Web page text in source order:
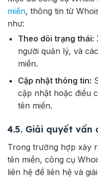
miền, thông tin từ
như:
Theo dõi trạng thái:
người quản lý, và
miền.
Cập nhật thông tin:
cập nhật hoặc điều
tên miền.
4.5. Giải quyết vấn
Trong trường hợp xảy
tên miền, công cụ
liên hệ để liên hệ và